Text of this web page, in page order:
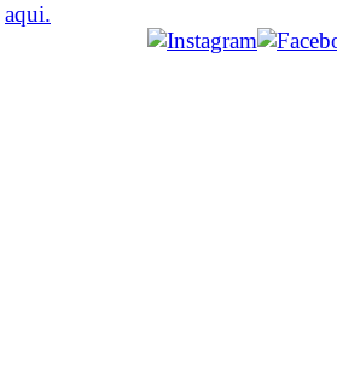
aqui.